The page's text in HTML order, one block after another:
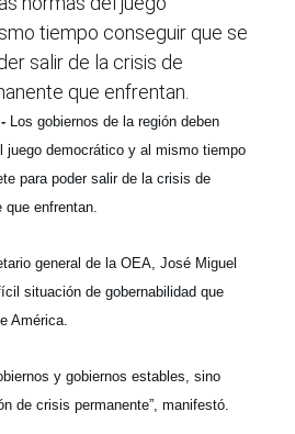
tiempo conseguir que se
salir de la crisis de
que enfrentan.
Los gobiernos de la región deben
juego democrático y al mismo tiempo
para poder salir de la crisis de
enfrentan.
general de la OEA, José Miguel
situación de gobernabilidad que
América.
y gobiernos estables, sino
de crisis permanente”, manifestó.